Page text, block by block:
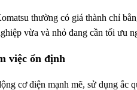
thường có giá thành chỉ
vừa và nhỏ đang cần tối ưu
việc ổn định
cơ điện mạnh mẽ, sử dụng ắc